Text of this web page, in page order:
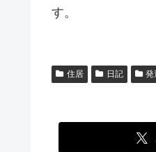
す。
住居 日記 発